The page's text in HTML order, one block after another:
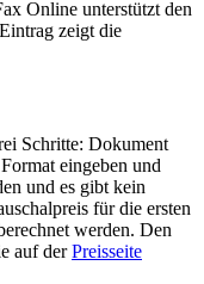
Online unterstützt den
zeigt die
Schritte: Dokument
eingeben und
und es gibt kein
für die ersten
werden. Den
auf derPreisseite